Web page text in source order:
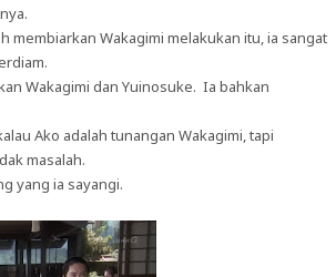
membiarkan Wakagimi melakukan itu, ia sangat
Wakagimi dan Yuinosuke. Ia bahkan
Ako adalah tunangan Wakagimi, tapi
masalah.
yang ia sayangi.